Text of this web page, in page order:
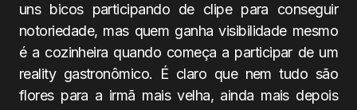
uns bicos participando de clipe para conseguir
notoriedade, mas quem ganha visibilidade mesmo
é a cozinheira quando começa a participar de um
reality gastronômico. É claro que nem tudo são
flores para a irmã mais velha, ainda mais depois